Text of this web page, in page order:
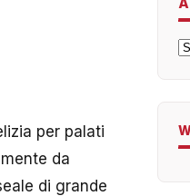
per palati
da
di grande